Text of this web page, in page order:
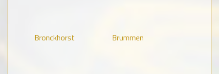
Bronckhorst Brummen